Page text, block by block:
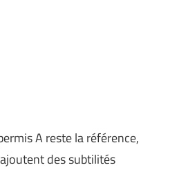
A reste la référence,
des subtilités